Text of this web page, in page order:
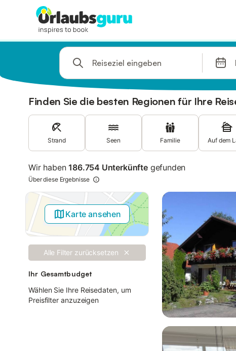
Filter
AngeboteFinden Sie die besten Regionen für Ihre
Strand Seen Familie Auf dem
Wir haben186.754 Unterkünftegefunden
Über diese Ergebnisse
Karte ansehen
Alle Filter zurücksetzen
Ihr Gesamtbudget
Wählen Sie Ihre Reisedaten, um
Preisfilter anzuzeigen